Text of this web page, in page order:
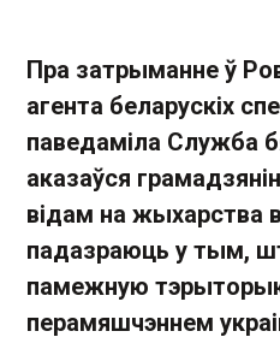
Пра затрыманне ў
агента беларускіх
паведаміла Служба
аказаўся
відам на жыхарства
падазраюць у тым,
памежную
перамяшчэннем